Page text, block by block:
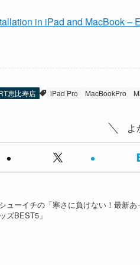
in iPad and MacBook –
恵比寿店 iPad Pro MacBookPro
よ
シューイチの「寒さに負けない！最新あ
ッズBEST5」